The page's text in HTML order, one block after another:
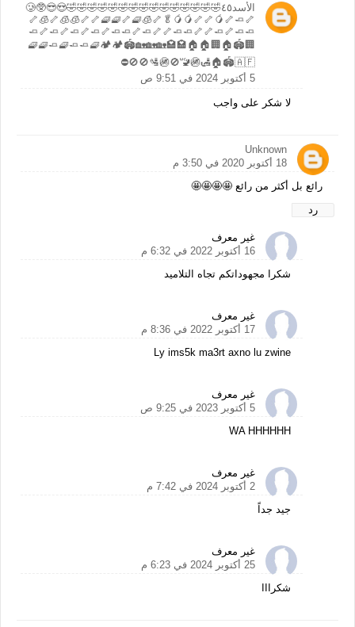
الأسد٤٥🤣🤣🤣🤣🤣🤣🤣🤣🤣🤣🤣🤣🤣🤣🤣😍😎🥲🥸
🦴🧊🦴🧊🧊🦴🦴🧇🧇🦴🧇🧊🦴🥬🥭🥭🦴🦴🥭🦴🧈🦴
🧈🦴🧈🦴🧈🦴🧈🦴🧈🧈🦴🧈🦴🦴🧈🧈🦴🦴🧈🦴🧈🧈
🧇🧇🧈🧇🧈🧈🧇🏕🏕🏟🏡🏡🏡🏩🏩🏠🏠🏢🏠🏟🏢
🏠🏟🇦🇫🛃🚳🚾🚫🚳🛂🚫🚫⛔
5 أكتوبر 2024 في 9:51 ص
لا شكر على واجب
Unknown
18 أكتوبر 2020 في 3:50 م
رائع بل أكثر من رائع 🤩🤩🤩🤩
رد
غير معرف
16 أكتوبر 2022 في 6:32 م
شكرا مجهوداتكم تجاه التلاميد
غير معرف
17 أكتوبر 2022 في 8:36 م
Ly ims5k ma3rt axno lu zwine
غير معرف
5 أكتوبر 2023 في 9:25 ص
WA HHHHHH
غير معرف
2 أكتوبر 2024 في 7:42 م
جيد جداً
غير معرف
25 أكتوبر 2024 في 6:23 م
شكرااا